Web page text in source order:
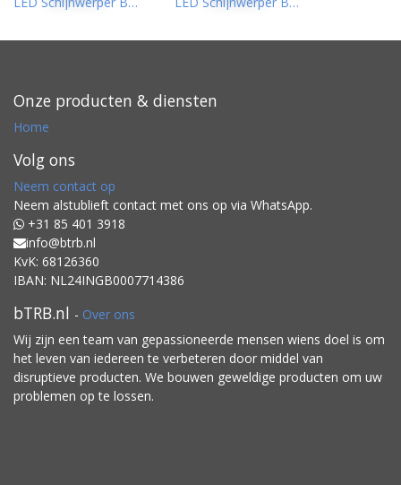
Onze producten & diensten
Home
Volg ons
Neem contact op
Neem alstublieft contact met ons op via WhatsApp.
+31 85 401 3918
info@btrb.nl
KvK: 68126360
IBAN: NL24INGB0007714386
bTRB.nl - Over ons
Wij zijn een team van gepassioneerde mensen wiens doel is om
het leven van iedereen te verbeteren door middel van
disruptieve producten. We bouwen geweldige producten om uw
problemen op te lossen.